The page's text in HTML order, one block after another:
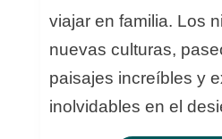
viajar en familia. Los
nuevas culturas,
paisajes increíbles y
inolvidables en el